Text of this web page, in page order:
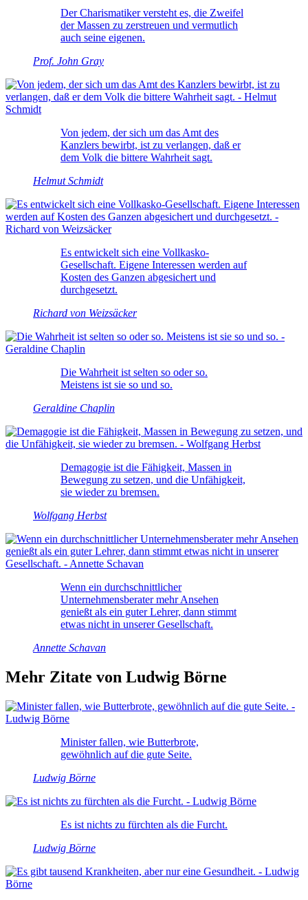
Der Charismatiker versteht es, die Zweifel
der Massen zu zerstreuen und vermutlich
auch seine eigenen.
Prof. John Gray
Von jedem, der sich um das Amt des
Kanzlers bewirbt, ist zu verlangen, daß er
dem Volk die bittere Wahrheit sagt.
Helmut Schmidt
Es entwickelt sich eine Vollkasko-
Gesellschaft. Eigene Interessen werden auf
Kosten des Ganzen abgesichert und
durchgesetzt.
Richard von Weizsäcker
Die Wahrheit ist selten so oder so.
Meistens ist sie so und so.
Geraldine Chaplin
Demagogie ist die Fähigkeit, Massen in
Bewegung zu setzen, und die Unfähigkeit,
sie wieder zu bremsen.
Wolfgang Herbst
Wenn ein durchschnittlicher
Unternehmensberater mehr Ansehen
genießt als ein guter Lehrer, dann stimmt
etwas nicht in unserer Gesellschaft.
Annette Schavan
Mehr Zitate von Ludwig Börne
Minister fallen, wie Butterbrote,
gewöhnlich auf die gute Seite.
Ludwig Börne
Es ist nichts zu fürchten als die Furcht.
Ludwig Börne